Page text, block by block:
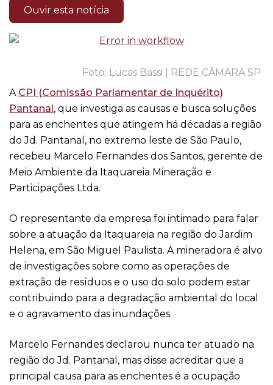
Ouvir esta notícia
Lucas Bassi | REDE CÂMARA SP
A CPI (Comissão Parlamentar de Inquérito)
Pantanal, que investiga as causas e busca soluções
para as enchentes que atingem há décadas a região
do Jd. Pantanal, no extremo leste de São Paulo,
recebeu Marcelo Fernandes dos Santos, gerente de
Meio Ambiente da Itaquareia Mineração e
Participações Ltda.
O representante da empresa foi intimado para falar
sobre a atuação da Itaquareia na região do Jardim
Helena, em São Miguel Paulista. A mineradora é alvo
de investigações sobre como as operações de
extração de resíduos e o uso do solo podem estar
contribuindo para a degradação ambiental do local
e o agravamento das inundações.
Marcelo Fernandes declarou nunca ter atuado na
região do Jd. Pantanal, mas disse acreditar que a
principal causa para as enchentes é a ocupação